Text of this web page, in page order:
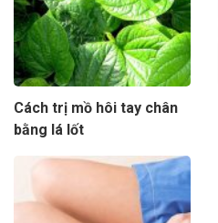
Cách trị mồ hôi tay chân
bằng lá lốt